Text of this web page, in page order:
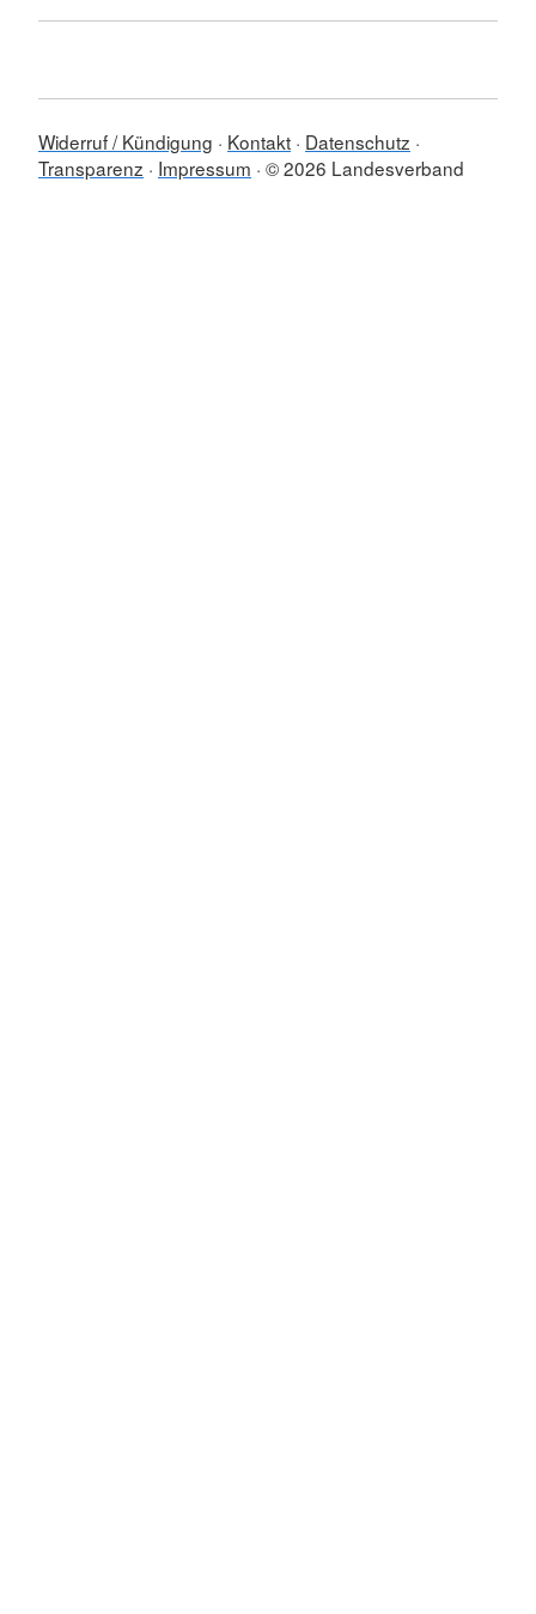
Widerruf / Kündigung Kontakt Datenschutz
Transparenz
Impressum © 2026 Landesverband